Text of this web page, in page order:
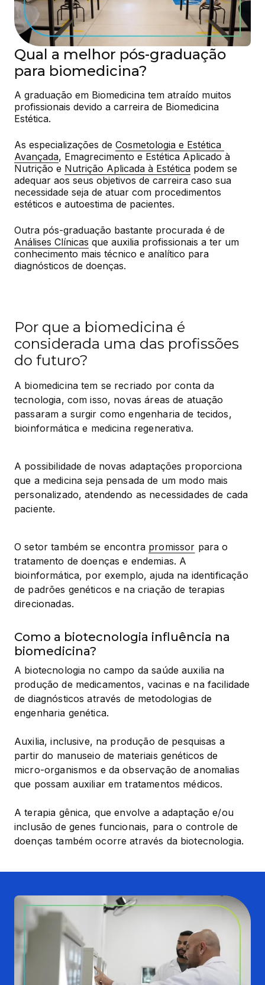
Qual a melhor pós-graduação
para biomedicina?
A graduação em Biomedicina tem atraído muitos
profissionais devido a carreira de Biomedicina
Estética.
As especializações de Cosmetologia e Estética
Avançada, Emagrecimento e Estética Aplicado à
Nutrição e Nutrição Aplicada à Estética podem se
adequar aos seus objetivos de carreira caso sua
necessidade seja de atuar com procedimentos
estéticos e autoestima de pacientes.
Análises Clínicas que auxilia profissionais a ter um
conhecimento mais técnico e analítico para
diagnósticos de doenças.
Por que a biomedicina é
considerada uma das profissões
do futuro?
A biomedicina tem se recriado por conta da
tecnologia, com isso, novas áreas de atuação
passaram a surgir como engenharia de tecidos,
bioinformática e medicina regenerativa.
A possibilidade de novas adaptações proporciona
que a medicina seja pensada de um modo mais
personalizado, atendendo as necessidades de cada
paciente.
O setor também se encontra promissor para o
tratamento de doenças e endemias. A
bioinformática, por exemplo, ajuda na identificação
de padrões genéticos e na criação de terapias
direcionadas.
Como a biotecnologia influência na
biomedicina?
A biotecnologia no campo da saúde auxilia na
produção de medicamentos, vacinas e na facilidade
de diagnósticos através de metodologias de
engenharia genética.
Auxilia, inclusive, na produção de pesquisas a
partir do manuseio de materiais genéticos de
micro-organismos e da observação de anomalias
que possam auxiliar em tratamentos médicos.
A terapia gênica, que envolve a adaptação e/ou
inclusão de genes funcionais, para o controle de
doenças também ocorre através da biotecnologia.